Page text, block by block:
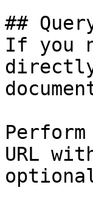
##
If you
URL